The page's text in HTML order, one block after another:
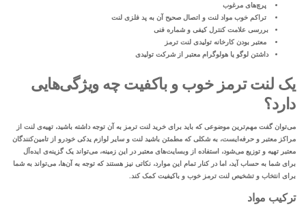
پرچ‌های مرغوب
تراکم خوب مواد لنت و اتصال صحیح آن به پد فلزی لنت
بررسی علامت کنترل کیفی و شماره فنی
معتبر بودن کارخانه تولیدی لنت ترمز
داشتن لوگو یا هولوگرام معتبر از شرکت تولیدی
یک لنت ترمز خوب و باکفیت چه ویژگی‌هایی
دارد؟
می‌توان گفت مهم‌ترین موضوعی که باید برای خرید لنت ترمز به آن توجه داشته باشید، تهیه‌ی لنت از
مراکز معتبر و حرفه‌ایست، به شکلی که مطمئن باشید لنت و سایر
لوازم یدکی خودرو از تامین‌کنندگان
معتبر تهیه و توزیع می‌شود، استفاده از وبسایت‌های معتبر در این زمینه، می‌تواند یک گزینه‌ی ایده‌‌آل
برای شما به حساب آید، اما در کنار تمام این موارد، نکاتی نیز هستند که توجه به آن‌ها، می‌تواند به شما
برای انتخاب و تشخیص لنت ترمز خوب و باکیفیت کمک کند.
ترکیب مواد